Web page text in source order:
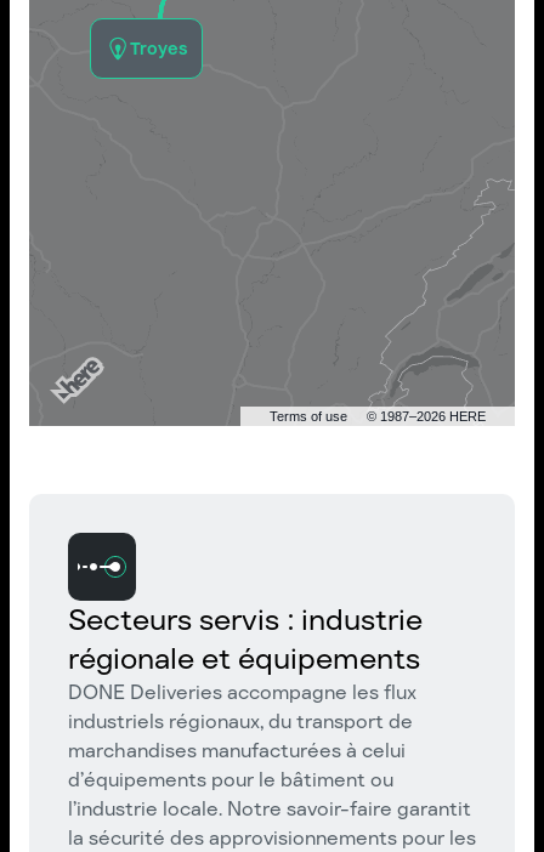
Troyes
Terms of use © 1987–2026 HERE
Secteurs servis : industrie
régionale et équipements
DONE Deliveries accompagne les flux
industriels régionaux, du transport de
marchandises manufacturées à celui
d’équipements pour le bâtiment ou
l’industrie locale. Notre savoir-faire garantit
la sécurité des approvisionnements pour les